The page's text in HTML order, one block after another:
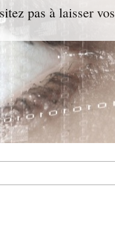
pas à laisser vos